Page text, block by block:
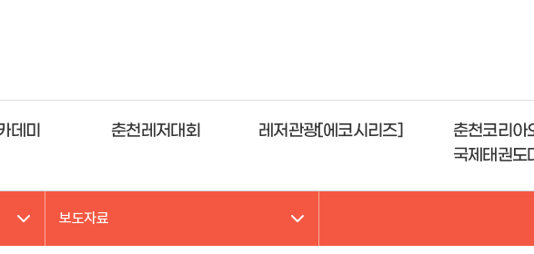
데미 춘천레저대회 레저관광[에코시리즈]
춘천코리아
국제태권도
보도자료